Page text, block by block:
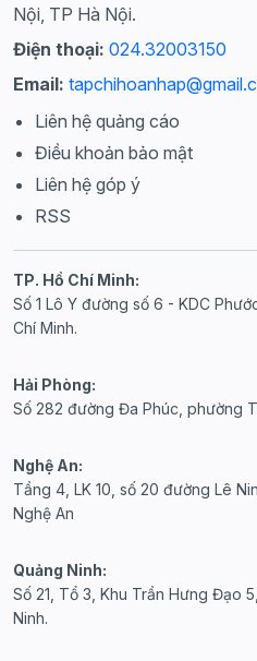
Nội, TP Hà Nội.
Điện thoại: 024.32003150
Email:
Liên hệ quảng cáo
Điều khoản bảo mật
Liên hệ góp ý
RSS
TP. Hồ Chí Minh:
Số 1 Lô Y đường số 6 - KDC
Chí Minh.
Hải Phòng:
Số 282 đường Đa Phúc, phường
Nghệ An:
Tầng 4, LK 10, số 20 đường Lê
Nghệ An
Quảng Ninh:
Số 21, Tổ 3, Khu Trần Hưng Đạo
Ninh.